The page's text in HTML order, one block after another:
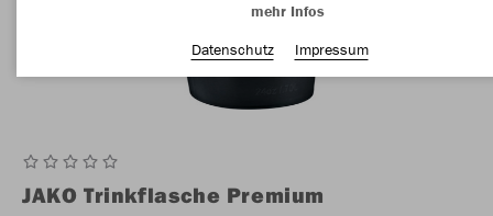
JAKO Trinkflasche Premium
mehr Infos
Datenschutz
Impressum